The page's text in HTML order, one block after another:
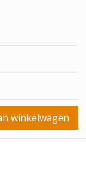
winkelwagen